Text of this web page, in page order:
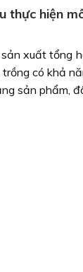
thực hiện
xuất
có khả
sản phẩm,